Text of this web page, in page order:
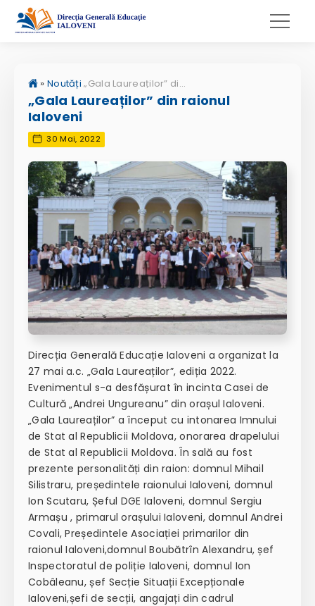
» Noutăți „Gala Laureaților” din raionul Ialoveni
„Gala Laureaților” din raionul
Ialoveni
30 Mai, 2022
Direcția Generală Educație Ialoveni a organizat la
27 mai a.c. „Gala Laureaților”, ediția 2022.
Evenimentul s-a desfășurat în incinta Casei de
Cultură „Andrei Ungureanu” din orașul Ialoveni.
„Gala Laureaților” a început cu intonarea Imnului
de Stat al Republicii Moldova, onorarea drapelului
de Stat al Republicii Moldova. În sală au fost
prezente personalități din raion: domnul Mihail
Silistraru, președintele raionului Ialoveni, domnul
Ion Scutaru, Șeful DGE Ialoveni, domnul Sergiu
Armașu , primarul orașului Ialoveni, domnul Andrei
Covali, Președintele Asociației primarilor din
raionul Ialoveni,domnul Boubătrîn Alexandru, șef
Inspectoratul de poliție Ialoveni, domnul Ion
Cobâleanu, șef Secție Situații Excepționale
Ialoveni,șefi de secții, angajați din cadrul